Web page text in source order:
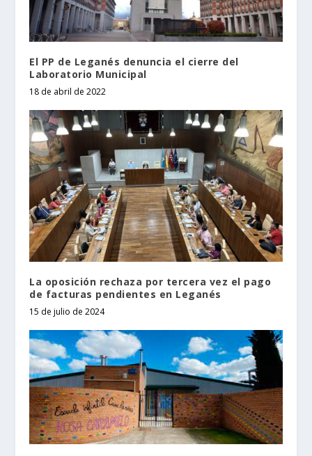
El PP de Leganés denuncia el cierre del
Laboratorio Municipal
18 de abril de 2022
La oposición rechaza por tercera vez el pago
de facturas pendientes en Leganés
15 de julio de 2024